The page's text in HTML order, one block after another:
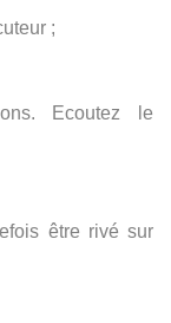
;
Ecoutez le
être rivé sur